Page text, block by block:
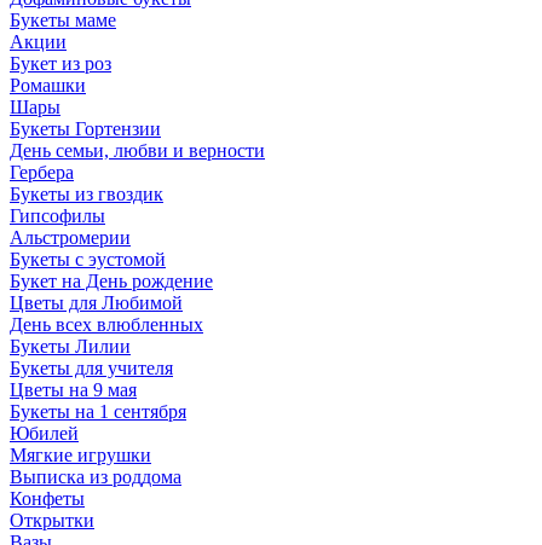
Букеты маме
Акции
Букет из роз
Ромашки
Шары
Букеты Гортензии
День семьи, любви и верности
Гербера
Букеты из гвоздик
Гипсофилы
Альстромерии
Букеты с эустомой
Букет на День рождение
Цветы для Любимой
День всех влюбленных
Букеты Лилии
Букеты для учителя
Цветы на 9 мая
Букеты на 1 сентября
Юбилей
Мягкие игрушки
Выписка из роддома
Конфеты
Открытки